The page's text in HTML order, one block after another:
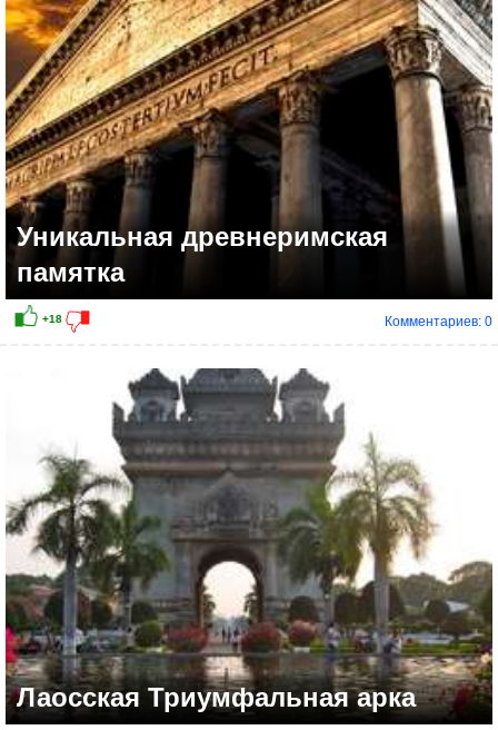
+38
Уникальная древнеримская
памятка
Комментариев: 0
Лаосская Триумфальная арка